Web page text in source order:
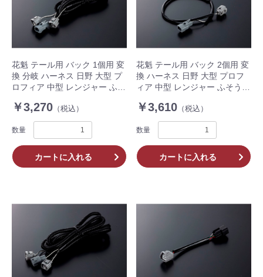
花魁 テール用 バック 1個用 変
換 分岐 ハーネス 日野 大型 プ
ロフィア 中型 レンジャー ふそ
ター 1500mm OBH-HFLM-
ML1M 1個入
￥3,270 （税込）
数量
カートに入れる
花魁 テール用 バック 2個用 変
換 ハーネス 日野 大型 プロフ
ィア 中型 レンジャー ふそう
ー 500mm OBH-HFLM-ML2S
2個入 トラック
￥3,610 （税込）
数量
カートに入れる